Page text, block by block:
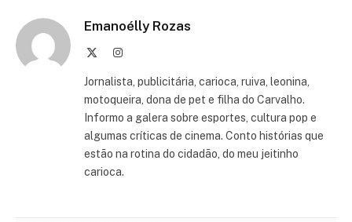
Emanoélly Rozas
Instagram
Jornalista, publicitária, carioca, ruiva, leonina,
motoqueira, dona de pet e filha do Carvalho.
Informo a galera sobre esportes, cultura pop e
algumas críticas de cinema. Conto histórias que
estão na rotina do cidadão, do meu jeitinho
carioca.